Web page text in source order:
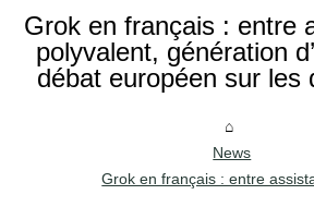
Grok en français : entre
polyvalent, génération
débat européen sur les
News
Grok en français : entre